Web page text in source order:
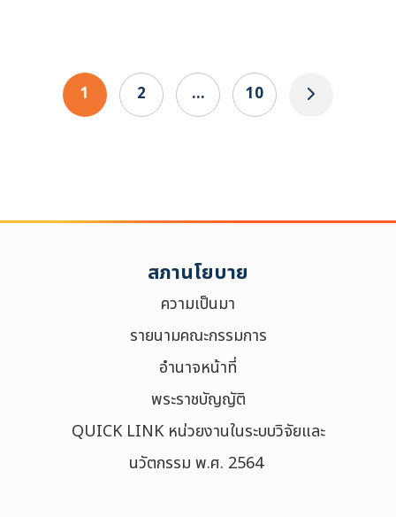
1 2 … 10
สภานโยบาย
ความเป็นมา
รายนามคณะกรรมการ
อำนาจหน้าที่
พระราชบัญญัติ
QUICK LINK หน่วยงานในระบบวิจัยและ
นวัตกรรม พ.ศ. 2564